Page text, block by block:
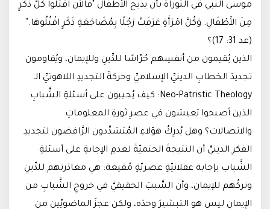
موسى النبي في التوراة بأن يذبح الأطفال "فَالآنَ اقْتُلُوا كُلَّ ذَكَرٍ
مِنَ الأَطْفَالِ. وَكُلَّ امْرَأَةٍ عَرَفَتْ رَجُلًا بِمُضَاجَعَةِ ذَكَرٍ اقْتُلُوهَا."
(عد 31: 17)؟
الذين يُقيمون من أنفسِهم حُرّاسًا للدِّينِ وللإيمان، ويُقاومون
تجديدَ الخطابِ الدينيِّ الإسلاميِّ وحركةَ التجديدِ اللاهوتيِّ الـ
Neo-Patristic Theology: كيف يُجيبون على أسئلةِ الشَّبابِ
الذين أصبحوا يَعيشون في عصرِ ثورةِ المعلوماتِ
والاتصالات؟ وهل يُدرِكُ هؤلاءِ المُتشدِّدون الرَّافضون لتجديدِ
الفكرِ الدينيِّ أن النتيجةَ الحتميّةَ لعدمِ الإجابةِ على أسئلةِ
الشَّباب بإجابة عقلانيّةٍ عصريّةٍ مُقنِعة: هي مغادَرتهم للدِّينِ
وتركُهم للإيمان، وأن السَّببَ الحقيقيَّ في خروجِ الشَّبابِ من
الإيمانِ ليس هو التبشيرَ وحدَه، ولكن عجزَ الماضويّين من